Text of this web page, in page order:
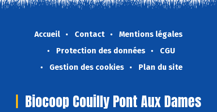
Accueil Contact
Mentions légales
Protection des données
CGU
Gestion des cookies
Plan du site
Biocoop Couilly Pont Aux Dames